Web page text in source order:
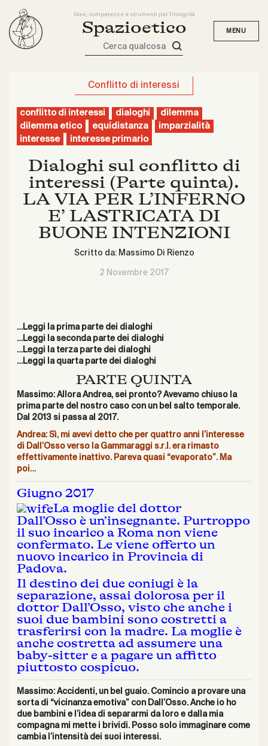
Idee, competenze e strumenti per l'integrità
Spazioetico
Cerca qualcosa
Conflitto di interessi
conflitto di interessi dialoghi
dilemma
dilemma etico
equidistanza
imparzialità
interesse
interesse primario
Dialoghi sul conflitto di
interessi (Parte quinta).
LA VIA PER L’INFERNO
E’ LASTRICATA DI
BUONE INTENZIONI
Scritto da: Massimo Di Rienzo
2 Novembre 2017
…Leggi la prima parte dei dialoghi
…Leggi la seconda parte dei dialoghi
…Leggi la terza parte dei dialoghi
…Leggi la quarta parte dei dialoghi
PARTE QUINTA
Massimo: Allora Andrea, sei pronto? Avevamo chiuso la
prima parte del nostro caso con un bel salto temporale.
Dal 2013 si passa al 2017.
Andrea: Sì, mi avevi detto che per quattro anni l’interesse
di Dall’Osso verso la Gammaraggi s.r.l. era rimasto
effettivamente inattivo. Pareva quasi “evaporato”. Ma
poi…
Giugno 2017
La moglie del dottor
Dall’Osso è un’insegnante. Purtroppo
il suo incarico a Roma non viene
confermato. Le viene offerto un
nuovo incarico in Provincia di
Padova.
Il destino dei due coniugi è la
separazione, assai dolorosa per il
dottor Dall’Osso, visto che anche i
suoi due bambini sono costretti a
trasferirsi con la madre. La moglie è
anche costretta ad assumere una
baby-sitter e a pagare un affitto
piuttosto cospicuo.
Massimo: Accidenti, un bel guaio. Comincio a provare una
sorta di “vicinanza emotiva” con Dall’Osso. Anche io ho
due bambini e l’idea di separarmi da loro e dalla mia
compagna mi mette i brividi. Posso solo immaginare come
cambia l’intensità dei suoi interessi.